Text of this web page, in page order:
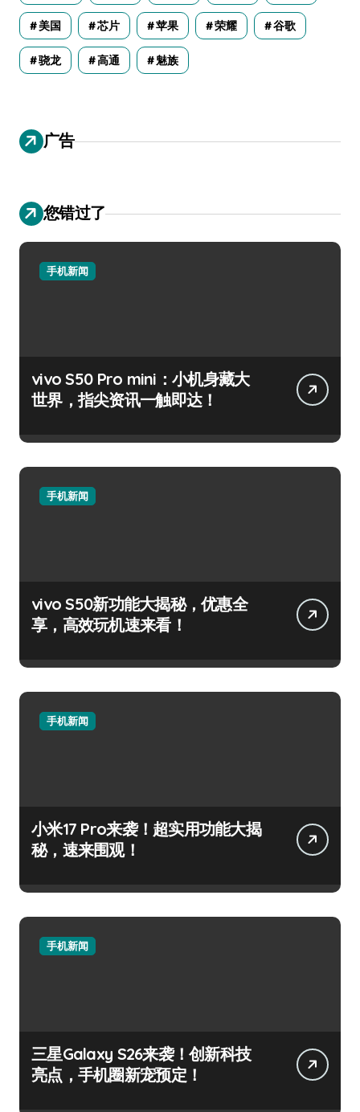
美国 芯片 苹果 荣耀 谷歌
骁龙 高通 魅族
广告
您错过了
手机新闻
vivo S50 Pro mini：小机身藏大
世界，指尖资讯一触即达！
手机新闻
vivo S50新功能大揭秘，优惠全
享，高效玩机速来看！
手机新闻
小米17 Pro来袭！超实用功能大揭
秘，速来围观！
手机新闻
三星Galaxy S26来袭！创新科技
亮点，手机圈新宠预定！